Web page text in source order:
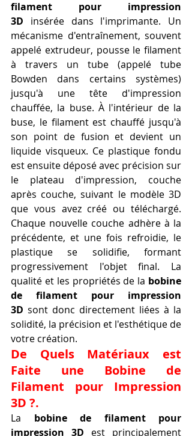
filament pour impression
3D insérée dans l'imprimante. Un
mécanisme d'entraînement, souvent
appelé extrudeur, pousse le filament
à travers un tube (appelé tube
Bowden dans certains systèmes)
jusqu'à une tête d'impression
chauffée, la buse. À l'intérieur de la
buse, le filament est chauffé jusqu'à
son point de fusion et devient un
liquide visqueux. Ce plastique fondu
est ensuite déposé avec précision sur
le plateau d'impression, couche
après couche, suivant le modèle 3D
que vous avez créé ou téléchargé.
Chaque nouvelle couche adhère à la
précédente, et une fois refroidie, le
plastique se solidifie, formant
progressivement l'objet final. La
qualité et les propriétés de la bobine
de filament pour impression
3D sont donc directement liées à la
solidité, la précision et l'esthétique de
votre création.
De Quels Matériaux est
Faite une Bobine de
Filament pour Impression
3D ?.
La bobine de filament pour
impression 3D est principalement